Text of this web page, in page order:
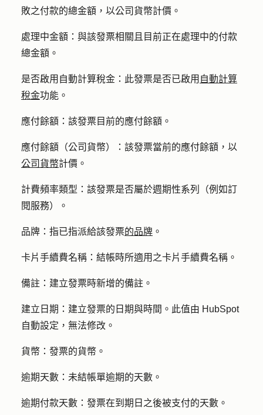
敗之付款的總金額，以公司貨幣計價。
處理中金額： 與該發票相關且目前正在處理中的付款
總金額。
是否啟用自動計算稅金： 此發票是否已啟用 自動計算
稅金功能。
應付餘額： 該發票目前的應付餘額。
應付餘額（公司貨幣）： 該發票當前的應付餘額，以
公司貨幣計價。
計費頻率類型： 該發票是否屬於週期性系列（例如訂
閱服務）。
品牌： 指已指派給該發票的品牌 。
卡片手續費名稱： 結帳時所適用之卡片手續費名稱。
備註： 建立發票時新增的備註。
建立日期： 建立發票的日期與時間。此值由 HubSpot
自動設定，無法修改。
貨幣： 發票的貨幣。
逾期天數： 未結帳單逾期的天數。
逾期付款天數： 發票在到期日之後被支付的天數。